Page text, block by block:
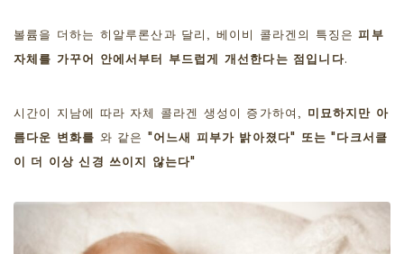
볼륨을 더하는 히알루론산과 달리, 베이비 콜라겐의 특징은피부
자체를 가꾸어 안에서부터 부드럽게 개선한다는 점입니다.
시간이 지남에 따라 자체 콜라겐 생성이 증가하여, 미묘하지만 아
름다운 변화를 와 같은 "어느새 피부가 밝아졌다" 또는 "다크서클
이 더 이상 신경 쓰이지 않는다"